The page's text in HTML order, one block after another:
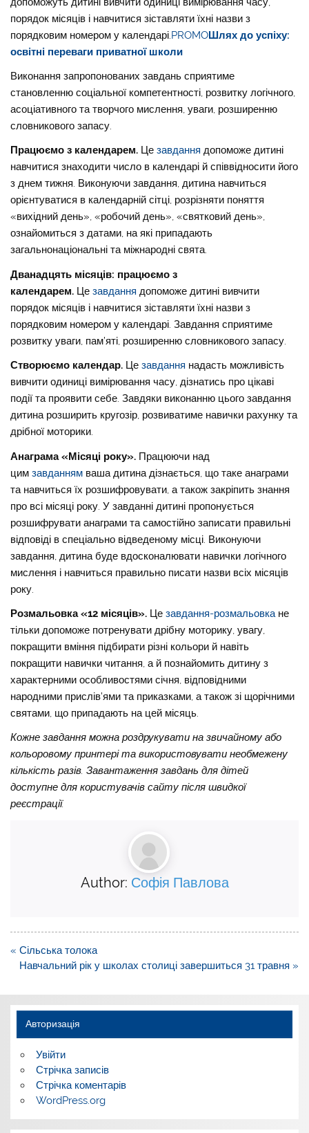
порядок місяців і навчитися зіставляти їхні назви з
порядковим номером у календарі.PROMOШлях до успіху:
освітні переваги приватної школи
Виконання запропонованих завдань сприятиме
становленню соціальної компетентності, розвитку логічного,
асоціативного та творчого мислення, уваги, розширенню
словникового запасу.
Працюємо з календарем. Цезавдання допоможе дитині
навчитися знаходити число в календарі й співвідносити його
з днем тижня. Виконуючи завдання, дитина навчиться
орієнтуватися в календарній сітці, розрізняти поняття
«вихідний день», «робочий день», «святковий день»,
ознайомиться з датами, на які припадають
загальнонаціональні та міжнародні свята.
Дванадцять місяців: працюємо з
календарем. Цезавдання допоможе дитині вивчити
порядок місяців і навчитися зіставляти їхні назви з
порядковим номером у календарі. Завдання сприятиме
розвитку уваги, пам’яті, розширенню словникового запасу.
Створюємо календар. Цезавдання надасть можливість
вивчити одиниці вимірювання часу, дізнатись про цікаві
події та проявити себе. Завдяки виконанню цього завдання
дитина розширить кругозір, розвиватиме навички рахунку та
дрібної моторики.
Анаграма «Місяці року». Працюючи над
цимзавданням ваша дитина дізнається, що таке анаграми
та навчиться їх розшифровувати, а також закріпить знання
про всі місяці року. У завданні дитині пропонується
розшифрувати анаграми та самостійно записати правильні
відповіді в спеціально відведеному місці. Виконуючи
завдання, дитина буде вдосконалювати навички логічного
мислення і навчиться правильно писати назви всіх місяців
року.
Розмальовка «12 місяців». Цезавдання-розмальовкане
тільки допоможе потренувати дрібну моторику, увагу,
покращити вміння підбирати різні кольори й навіть
покращити навички читання, а й познайомить дитину з
характерними особливостями січня, відповідними
народними прислів’ями та приказками, а також зі щорічними
святами, що припадають на цей місяць.
Кожне завдання можна роздрукувати на звичайному або
кольоровому принтері та використовувати необмежену
кількість разів. Завантаження завдань для дітей
доступне для користувачів сайту після швидкої
реєстрації.
Author: Софія Павлова
Навігація
записів
« Сільська толока
Навчальний рік у школах столиці завершиться 31 травня »
Авторизація
Увійти
Стрічка записів
Стрічка коментарів
WordPress.org